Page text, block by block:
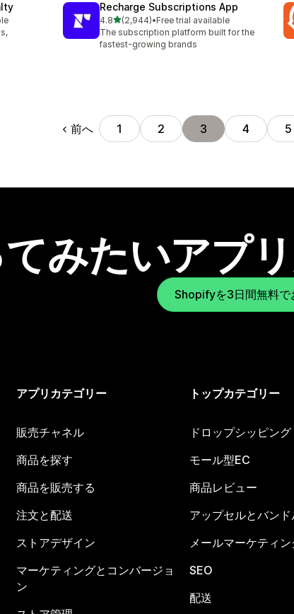
Recharge Subscriptions App
4.85つ星中
(2,944)
合計レビュー数：2944件
•Free trial available
The subscription platform built for the
fastest-growing brands
前へ 1 2 3 4 5
みたいアプ
Shopifyを3日間無料で
アプリカテゴリー
販売チャネル
商品を探す
商品を販売する
注文と配送
ストアデザイン
マーケティングとコンバージョ
ン
トップカテゴリー
ドロップシッピング
モール型EC
商品レビュー
アップセルとバンド
メールマーケティン
SEO
配送